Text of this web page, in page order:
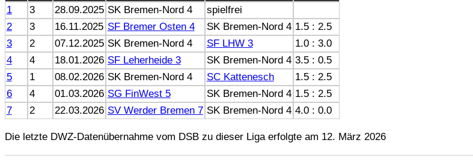
1
3 28.09.2025 SK Bremen-Nord 4
spielfrei
2
3 16.11.2025 SF Bremer Osten 4 SK Bremen-Nord 4 1.5 : 2.5
3
2 07.12.2025 SK Bremen-Nord 4 SF LHW 3
1.0 : 3.0
4
4 18.01.2026 SF Leherheide 3 SK Bremen-Nord 4 3.5 : 0.5
5
1 08.02.2026 SK Bremen-Nord 4 SC Kattenesch
1.5 : 2.5
6
4 01.03.2026 SG FinWest 5 SK Bremen-Nord 4 1.5 : 2.5
7
2 22.03.2026 SV Werder Bremen 7 SK Bremen-Nord 4 4.0 : 0.0
Die letzte DWZ-Datenübernahme vom DSB zu dieser Liga erfolgte am 12. März 2026